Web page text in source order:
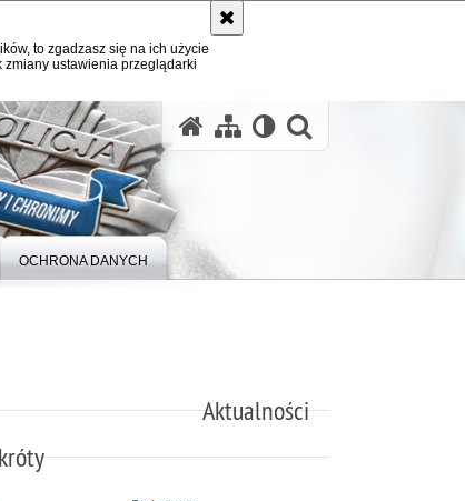
to zgadzasz się na ich użycie
ustawienia przeglądarki
OCHRONA DANYCH
Aktualności